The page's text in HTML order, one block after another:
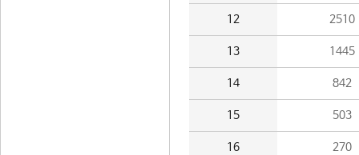
12 2510
13 1445
14 842
15 503
16 270